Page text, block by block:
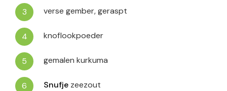
verse gember, geraspt
knoflookpoeder
gemalen kurkuma
Snufje zeezout